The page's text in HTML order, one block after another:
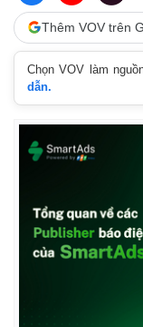
Thêm VOV trên
Chọn VOV làm
dẫn.